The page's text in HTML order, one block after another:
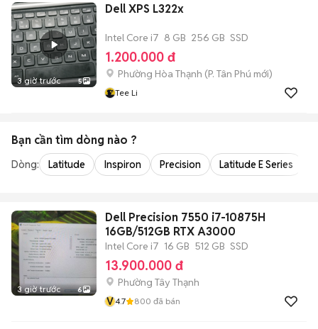
3 giờ trước 5
Dell XPS L322x
Intel Core i7 8 GB 256 GB SSD
1.200.000 đ
Phường Hòa Thạnh (P. Tân Phú mới)
Tee Li
Bạn cần tìm dòng nào ?
Dòng: Latitude Inspiron Precision Latitude E Series
3 giờ trước 6
Dell Precision 7550 i7-10875H
16GB/512GB RTX A3000
Intel Core i7 16 GB 512 GB SSD
13.900.000 đ
Phường Tây Thạnh
V4.7 800 đã bán